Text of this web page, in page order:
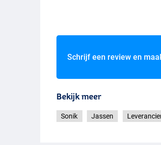
Schrijf een review en
Bekijk meer
Sonik Jassen